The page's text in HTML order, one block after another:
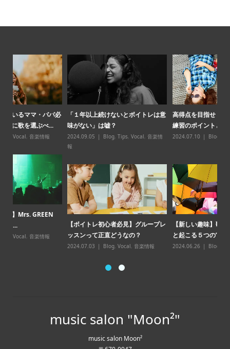
「１年以上続けないとボイトレは意
味がない」は嘘？
2024.09.05 Blog Tips,Vocal,音楽情
高得点を目指せ！夏休みのカラオケ
練習のポイントとコツ
2024.07.10 Blog Vocal,音楽情報
【ボイトレ初心者必見】グループレ
ッスンって正直どうなの？
Vocal,音楽情報
【新しい趣味】歌の習い事を始める
と起こる５つの”...
2024.06.26 Blog Vocal,音楽情報
music salon "Moon²"
music salon Moon²